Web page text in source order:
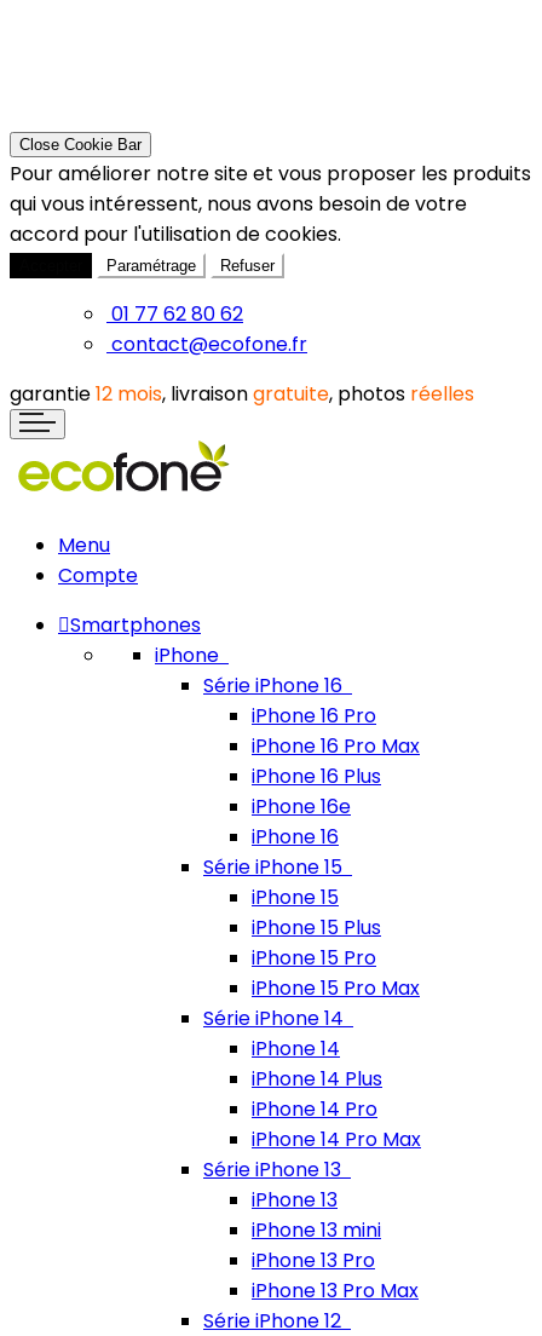
Close Cookie Bar
Pour améliorer notre site et vous proposer les produits
qui vous intéressent, nous avons besoin de votre
accord pour l'utilisation de cookies.
Paramétrage Refuser
01 77 62 80 62
contact@ecofone.fr
garantie12 mois, livraisongratuite, photos réelles
Menu
Compte
Smartphones
iPhone
Série iPhone 16
iPhone 16 Pro
iPhone 16 Pro Max
iPhone 16 Plus
iPhone 16e
iPhone 16
Série iPhone 15
iPhone 15
iPhone 15 Plus
iPhone 15 Pro
iPhone 15 Pro Max
Série iPhone 14
iPhone 14
iPhone 14 Plus
iPhone 14 Pro
iPhone 14 Pro Max
Série iPhone 13
iPhone 13
iPhone 13 mini
iPhone 13 Pro
iPhone 13 Pro Max
Série iPhone 12